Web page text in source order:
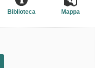
Mappa
Biblioteca